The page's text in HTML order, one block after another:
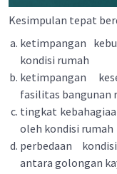
Kesimpulan tepat
ketimpangan
kondisi rumah
ketimpangan
fasilitas bangunan
tingkat
oleh kondisi rumah
perbedaan
antara golongan